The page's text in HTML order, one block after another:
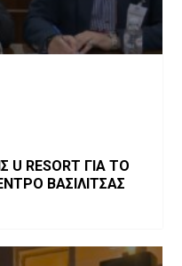
RESORT ΓΙΑ ΤΟ
ΒΑΣΙΛΙΤΣΑΣ